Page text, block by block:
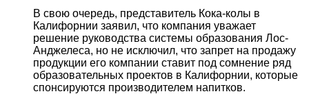
В свою очередь, представитель Кока-колы в
Калифорнии заявил, что компания уважает
решение руководства системы образования Лос-
Анджелеса, но не исключил, что запрет на продажу
продукции его компании ставит под сомнение ряд
образовательных проектов в Калифорнии, которые
спонсируются производителем напитков.